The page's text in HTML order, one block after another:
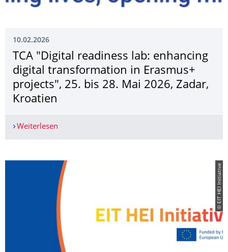
10.02.2026
TCA "Digital readiness lab: enhancing
digital transformation in Erasmus+
projects", 25. bis 28. Mai 2026, Zadar,
Kroatien
Weiterlesen
© EIT HEI Initiative